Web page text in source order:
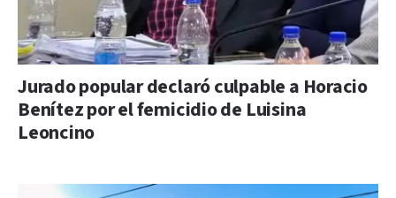
Jurado popular declaró culpable a Horacio
Benítez por el femicidio de Luisina
Leoncino